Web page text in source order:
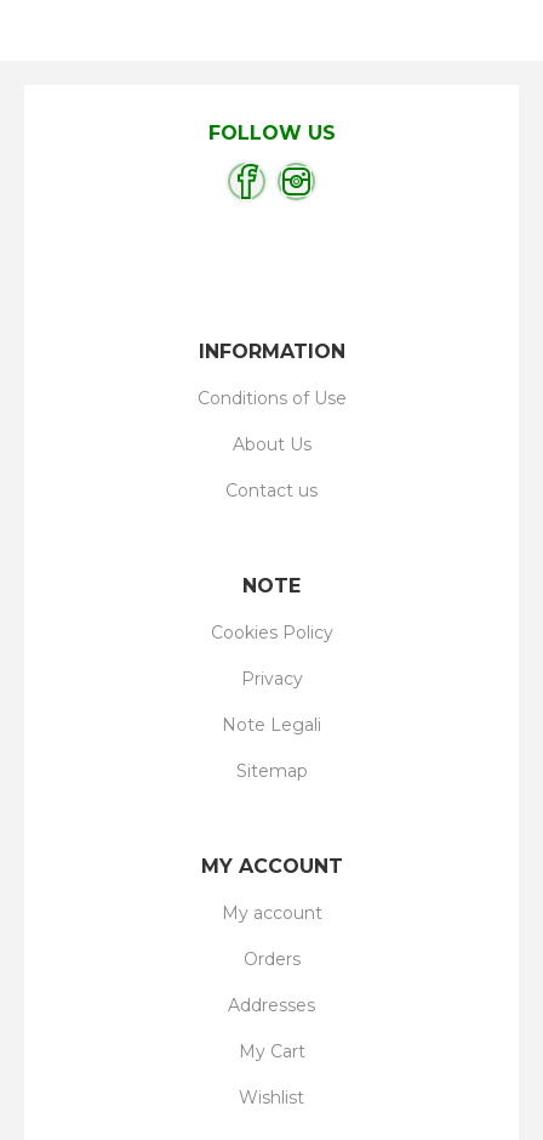
FOLLOW US
INFORMATION
Conditions of Use
About Us
Contact us
NOTE
Cookies Policy
Privacy
Note Legali
Sitemap
MY ACCOUNT
My account
Orders
Addresses
My Cart
Wishlist